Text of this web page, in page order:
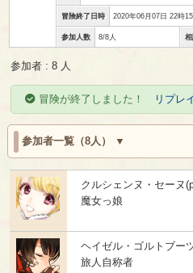
冒険終了日時 2020年06月07日 22時
参加人数 8/8人 相
参加者 : 8 人
冒険が終了しました！ リプレ
参加者一覧（8人）
クルシェンヌ・セーヌ
魔女っ娘
ヘイゼル・ゴルトブー
旅人自称者